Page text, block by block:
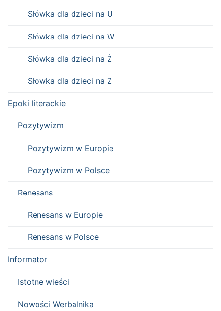
Słówka dla dzieci na U
Słówka dla dzieci na W
Słówka dla dzieci na Ż
Słówka dla dzieci na Z
Epoki literackie
Pozytywizm
Pozytywizm w Europie
Pozytywizm w Polsce
Renesans
Renesans w Europie
Renesans w Polsce
Informator
Istotne wieści
Nowości Werbalnika